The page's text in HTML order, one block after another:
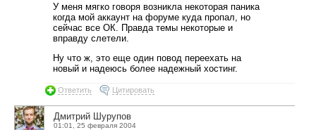
У меня мягко говоря возникла некоторая паника
когда мой аккаунт на форуме куда пропал, но
сейчас все ОК. Правда темы некоторые и
вправду слетели.
Ну что ж, это еще один повод переехать на
новый и надеюсь более надежный хостинг.
Ответить Цитировать
Дмитрий Шурупов
01:01, 25 февраля 2004